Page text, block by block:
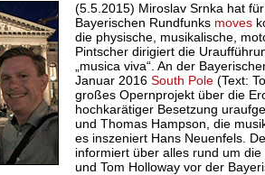
(5.5.2015) Miroslav Srnka hat
Bayerischen Rundfunks moves
die physische, musikalische,
Pintscher dirigiert die
„musica viva“. An der
Januar 2016 South Pole(Text:
großes Opernprojekt über die
hochkarätiger Besetzung
und Thomas Hampson, die
es inszeniert Hans Neuenfels.
informiert über alles rund um
und Tom Holloway vor der